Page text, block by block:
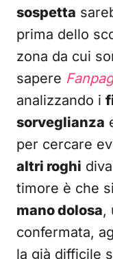
sospetta
prima dello
zona da cui
sapere
analizzando i
sorveglianza
per cercare
altri roghi
timore è che
mano dolosa,
confermata,
la già difficile